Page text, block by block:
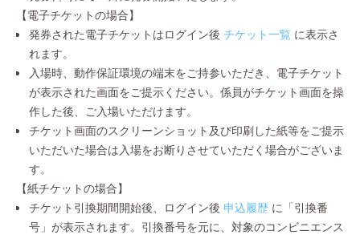
【電子チケットの場合】
発券された電子チケットはログイン後 チケット一覧 に表示さ
れます。
入場時、動作保証環境の端末をご持参いただき、電子チケット
が表示された画面をご提示ください。係員がチケット画面を操
作した後、ご入場いただけます。
チケット画面のスクリーンショット及び印刷した紙等をご提示
いただいた場合は入場をお断りさせていただく場合がございま
す。
【紙チケットの場合】
チケット引換期間開始後、ログイン後 申込履歴 に「引換番
号」が表示されます。引換番号を元に、対象のコンビニエンス